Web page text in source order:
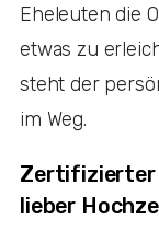
Eheleuten die
etwas zu
steht der
im Weg.
Zertifizierter
lieber